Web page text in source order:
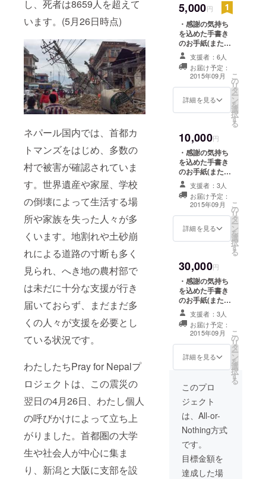
し、死者は8659人を超えて
います。(5月26日時点)
ネパール国内では、首都カ
トマンズをはじめ、多数の
村で被害が確認されていま
す。世界遺産や家屋、学校
の倒壊によって生活する場
所や家族を失った人々が多
くいます。地割れや土砂崩
れによる道路の寸断も多く
見られ、へき地の農村部で
は未だに十分な支援が行き
届いておらず、まだまだ多
くの人々が支援を必要とし
ている状況です。
わたしたちPray for Nepalプ
ロジェクトは、この震災の
翌日の4月26日、わたし個人
の呼びかけによって立ち上
がりました。首都圏の大学
生や社会人が中心に集ま
り、新潟と大阪に支部を設
を中心にネ
パール支援
活動を行っ
ています。
5,000円
・感謝の気持ち
を込めた手書き
のお手紙(または
サンクスレター)
を郵送でお送り
します ・ネパー
ルの子どもたち
の写真 ・写真と
テキストによる
支援者：6人
お届け予定：
2015年09月
詳細を見る
こ
の
リ
タ
ー
ン
を
選
択
す
る
10,000円
・感謝の気持ち
を込めた手書き
のお手紙(または
サンクスレター)
を郵送でお送り
します ・ネパー
ルの子どもたち
の写真 ・写真と
テキストによる
ティー茶葉
支援者：3人
お届け予定：
2015年09月
詳細を見る
こ
の
リ
タ
ー
ン
を
選
択
す
る
30,000円
・感謝の気持ち
を込めた手書き
のお手紙(または
サンクスレター)
を郵送でお送り
します ・ネパー
ルの子どもたち
の写真 ・写真と
テキストによる
原産チャイ
ティー茶葉 ・ネ
パール原産カシ
ミヤ100%ス
トール
支援者：3人
お届け予定：
2015年09月
詳細を見る
こ
の
リ
タ
ー
ン
を
選
択
す
る
このプロ
ジェクト
は、All-or-
Nothing方式
です。
目標金額を
達成した場